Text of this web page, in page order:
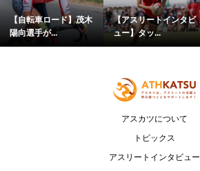
【自転車ロード】茂木
陽向選手が...
【アスリートインタビ
ュー】タッ...
アスカツについて
トピックス
アスリートインタビュー